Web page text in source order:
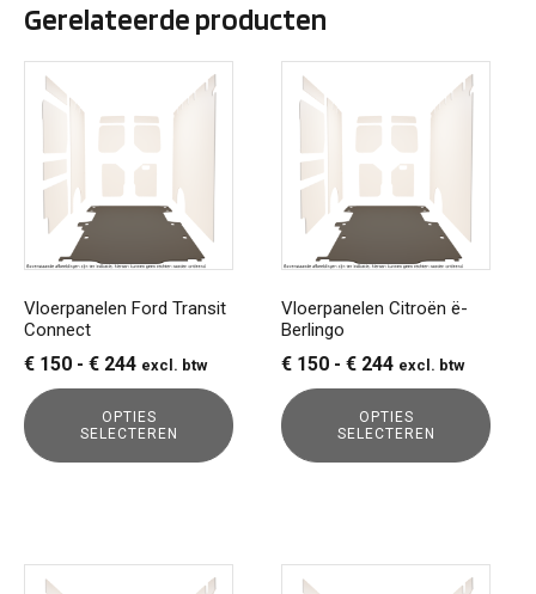
Gerelateerde producten
Vloerpanelen Ford Transit
Connect
€ 150 - € 244Prijsklasse:
€ 150
tot
excl. btw
OPTIES
SELECTEREN
product
meerdere
variaties.
Deze
kan
gekozen
worden
op
de
productpagina
Vloerpanelen Citroën ë-
Berlingo
€ 150 - € 244Prijsklasse:
€ 150
tot
excl. btw
OPTIES
SELECTEREN
product
meerdere
variaties.
Deze
kan
gekozen
worden
op
de
productpagina